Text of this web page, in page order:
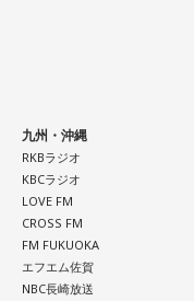
■番組公式X：
■番組ハッシュタグ：
九州・沖縄
RKBラジオ
KBCラジオ
LOVE FM
CROSS FM
FM FUKUOKA
エフエム佐賀
NBC長崎放送